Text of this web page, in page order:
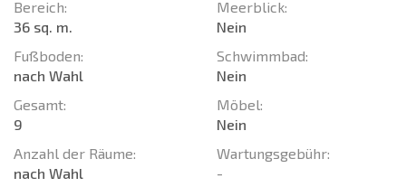
Bereich:
36 sq. m.
Fußboden:
nach Wahl
Gesamt:
9
Anzahl der Räume:
nach Wahl
Meerblick:
Nein
Schwimmbad:
Nein
Möbel:
Nein
Wartungsgebühr:
-